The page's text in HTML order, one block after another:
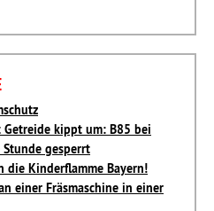
Getreide kippt um: B85 bei
gesperrt
die Kinderflamme Bayern!
einer Fräsmaschine in einer